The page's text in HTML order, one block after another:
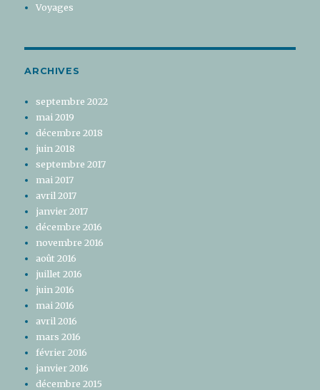
Voyages
ARCHIVES
septembre 2022
mai 2019
décembre 2018
juin 2018
septembre 2017
mai 2017
avril 2017
janvier 2017
décembre 2016
novembre 2016
août 2016
juillet 2016
juin 2016
mai 2016
avril 2016
mars 2016
février 2016
janvier 2016
décembre 2015